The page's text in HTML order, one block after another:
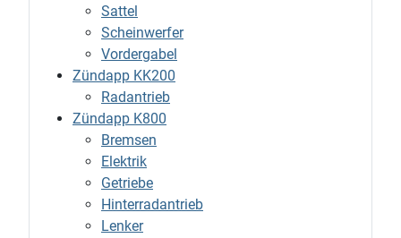
Sattel
Scheinwerfer
Vordergabel
Zündapp KK200
Radantrieb
Zündapp K800
Bremsen
Elektrik
Getriebe
Hinterradantrieb
Lenker